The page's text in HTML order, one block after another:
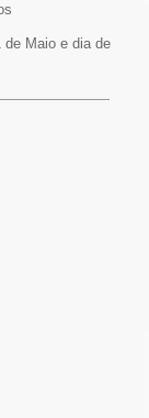
de Maio e dia de